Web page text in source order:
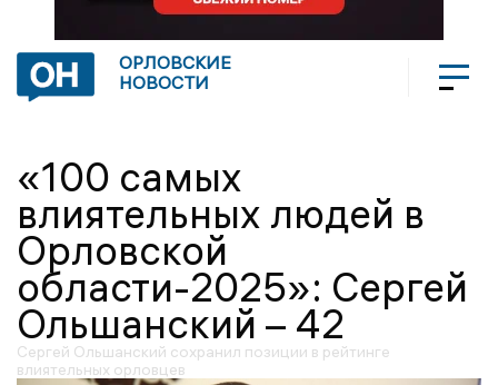
ОРЛОВСКИЕ
НОВОСТИ
«100 самых
влиятельных людей в
Орловской
области-2025»: Сергей
Ольшанский – 42
Сергей Ольшанский сохранил позиции в рейтинге
влиятельных орловцев